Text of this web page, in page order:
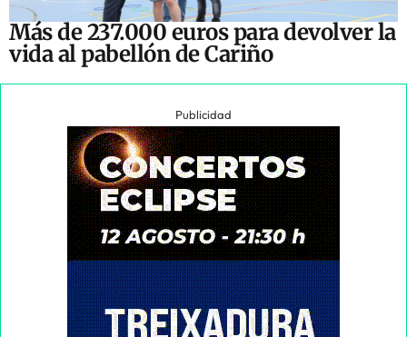
Más de 237.000 euros para devolver la
vida al pabellón de Cariño
Publicidad